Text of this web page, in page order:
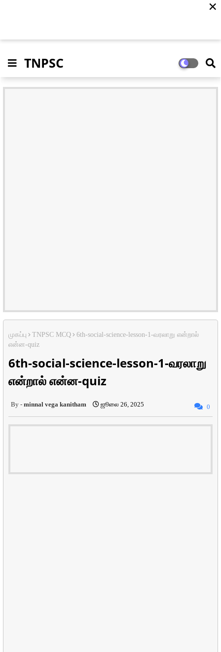
TNPSC
முகப்பு TNPSC MCQ
6th-social-science-lesson-1-வரலாறு என்றால்
என்ன-quiz
6th-social-science-lesson-1-வரலாறு
என்றால் என்ன-quiz
minnal vega kanitham ஜூலை 26, 2025 0
✕